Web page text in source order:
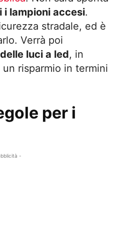
lampioni accesi.
stradale, ed è
Verrà poi
luci a led, in
risparmio in termini
per i
-